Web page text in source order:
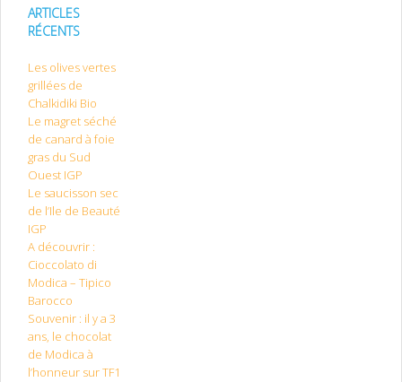
ARTICLES
RÉCENTS
Les olives vertes
grillées de
Chalkidiki Bio
Le magret séché
de canard à foie
gras du Sud
Ouest IGP
Le saucisson sec
de l’Ile de Beauté
IGP
A découvrir :
Cioccolato di
Modica – Tipico
Barocco
Souvenir : il y a 3
ans, le chocolat
de Modica à
l’honneur sur TF1